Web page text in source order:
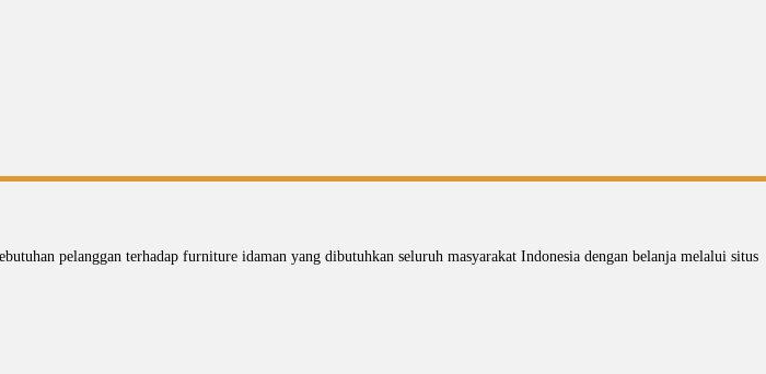
pelanggan terhadap furniture idaman yang dibutuhkan seluruh masyarakat Indonesia dengan belanja melalui situs